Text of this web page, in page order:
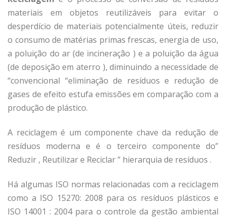
materiais em objetos reutilizáveis ​​para evitar o
desperdício de materiais potencialmente úteis, reduzir
o consumo de matérias primas frescas, energia de uso,
a poluição do ar (de incineração ) e a poluição da água
(de deposição em aterro ), diminuindo a necessidade de
“convencional “eliminação de resíduos e redução de
gases de efeito estufa emissões em comparação com a
produção de plástico.
A reciclagem é um componente chave da redução de
resíduos moderna e é o terceiro componente do”
Reduzir , Reutilizar e Reciclar ” hierarquia de resíduos .
Há algumas ISO normas relacionadas com a reciclagem
como a ISO 15270: 2008 para os resíduos plásticos e
ISO 14001 : 2004 para o controle da gestão ambiental